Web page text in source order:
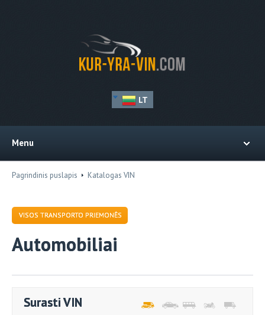
LT
Menu
Pagrindinis puslapis Katalogas VIN
VISOS TRANSPORTO PRIEMONĖS
Automobiliai
Surasti VIN